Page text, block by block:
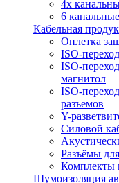
4х
6
Кабельная
Оплетка
ISO-
ISO-
магнитол
ISO-
разъемов
Y-
Силовой
Разъёмы
Комплекты
Шумоизоляция